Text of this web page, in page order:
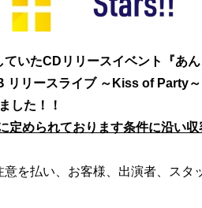
いたCDリリースイベント『あ
リースライブ ～Kiss of Party～
した！！
定められております条件に沿い収
を払い、お客様、出演者、スタ